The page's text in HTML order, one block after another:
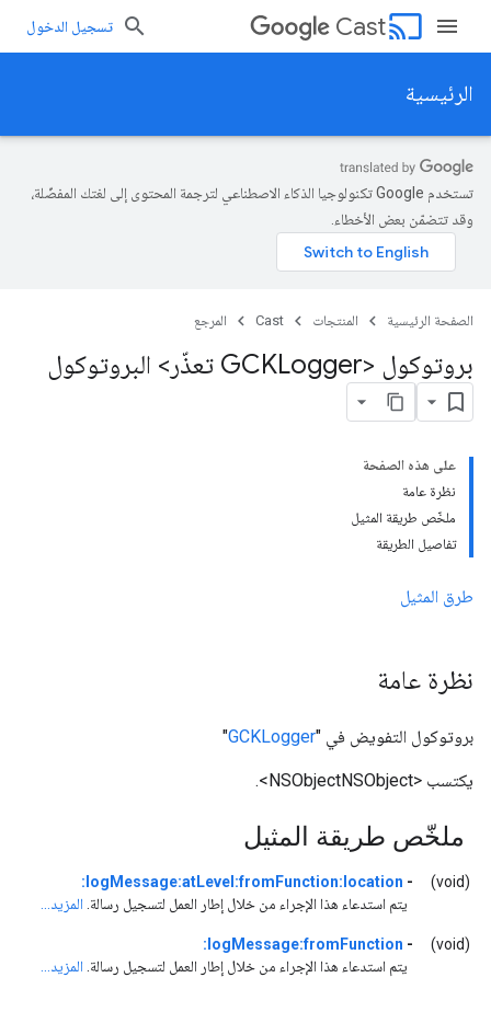
cast
Cast تسجيل الدخول
الرئيسية
تستخدم Google تكنولوجيا الذكاء الاصطناعي لترجمة المحتوى إلى لغتك المفضّلة،
وقد تتضمّن بعض الأخطاء.
الصفحة الرئيسية المنتجات Cast المرجع
بروتوكول <GCKLogger تعذّر> البروتوكول
على هذه الصفحة
نظرة عامة
ملخّص طريقة المثيل
تفاصيل الطريقة
طرق المثيل
نظرة عامة
بروتوكول التفويض في "GCKLogger
"
يكتسب <NSObjectNSObject>.
ملخّص طريقة المثيل
(void)
-
logMessage:atLevel:fromFunction:location:
يتم استدعاء هذا الإجراء من خلال إطار العمل لتسجيل رسالة. المزيد...
(void)
-
logMessage:fromFunction:
يتم استدعاء هذا الإجراء من خلال إطار العمل لتسجيل رسالة. المزيد...